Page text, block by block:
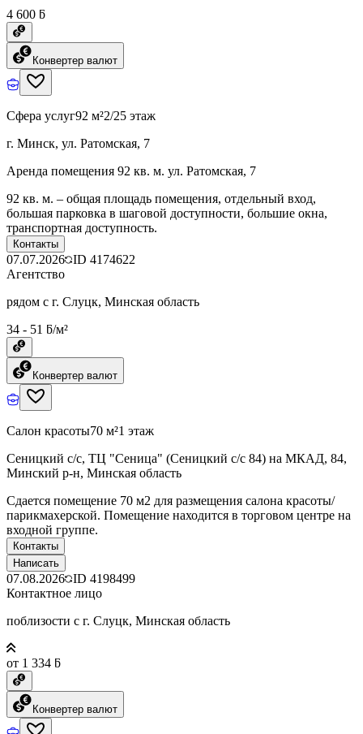
4 600 ƃ
Конвертер валют
Сфера услуг92 м²2/25 этаж
г. Минск, ул. Ратомская, 7
Аренда помещения 92 кв. м. ул. Ратомская, 7
92 кв. м. – общая площадь помещения, отдельный вход,
большая парковка в шаговой доступности, большие окна,
транспортная доступность.
Контакты
07.07.2026 ID 4174622
Агентство
рядом с г. Слуцк, Минская область
34 - 51 ƃ/м²
Конвертер валют
Салон красоты70 м²1 этаж
Сеницкий с/с, ТЦ "Сеница" (Сеницкий с/c 84) на МКАД, 84,
Минский р-н, Минская область
Сдается помещение 70 м2 для размещения салона красоты/
парикмахерской. Помещение находится в торговом центре на
входной группе.
Контакты
Написать
07.08.2026 ID 4198499
Контактное лицо
поблизости с г. Слуцк, Минская область
от 1 334 ƃ
Конвертер валют